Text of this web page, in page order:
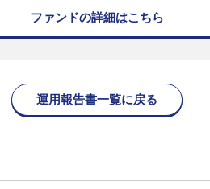
ファンドの詳細はこちら
運用報告書一覧に戻る